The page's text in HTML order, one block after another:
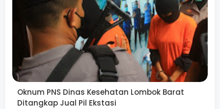
agar tidak hanya mengandalkan ASN saja. Ia
mengingatkan banyak masyarakat memiliki kondisi
keuangan lebih dan potensial sebagai muzakki. Masih
banyak masyarakat yang punya potensi berzakat yang
perlu digali lebih lanjut oleh BAZNAS. Terlebih sudah ada
Unit Pengumpul Zakat (UPZ) di masing-masing
kecamatan.
Oknum PNS Dinas Kesehatan Lombok Barat
Ditangkap Jual Pil Ekstasi